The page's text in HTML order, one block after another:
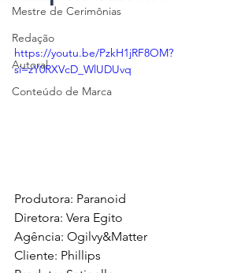
Mestre de Cerimônias
Redação
Autoral
Conteúdo de Marca
https://youtu.be/PzkH1jRF8OM?
si=zY0RXVcD_WlUDUvq
Produtora: Paranoid
Diretora: Vera Egito
Agência: Ogilvy&Matter
Cliente: Phillips